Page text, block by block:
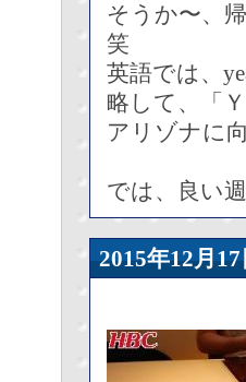
そうか〜、
笑
英語では、
略して、「
アリゾナに
では、良い
2015年12